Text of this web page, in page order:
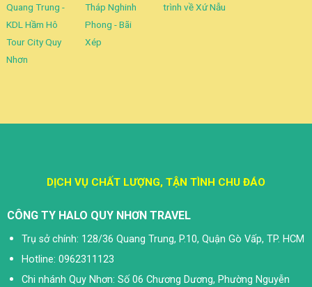
Quang Trung -
KDL Hầm Hô
Tour City Quy
Nhơn
Tháp Nghinh
Phong - Bãi
Xép
trình về Xứ Nẫu
DỊCH VỤ CHẤT LƯỢNG, TẬN TÌNH CHU ĐÁO
CÔNG TY HALO QUY NHƠN TRAVEL
Trụ sở chính: 128/36 Quang Trung, P.10, Quận Gò Vấp, TP. HCM
Hotline: 0962311123
Chi nhánh Quy Nhơn: Số 06 Chương Dương, Phường Nguyễn